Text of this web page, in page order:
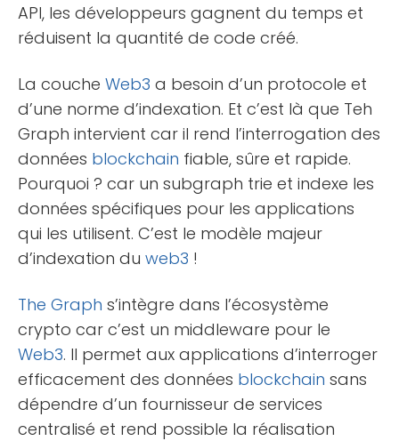
API, les développeurs gagnent du temps et
réduisent la quantité de code créé.
La couche Web3 a besoin d’un protocole et
d’une norme d’indexation. Et c’est là que Teh
Graph intervient car il rend l’interrogation des
données blockchain fiable, sûre et rapide.
Pourquoi ? car un subgraph trie et indexe les
données spécifiques pour les applications
qui les utilisent. C’est le modèle majeur
d’indexation du web3 !
The Graph s’intègre dans l’écosystème
crypto car c’est un middleware pour le
Web3. Il permet aux applications d’interroger
efficacement des données blockchain sans
dépendre d’un fournisseur de services
centralisé et rend possible la réalisation